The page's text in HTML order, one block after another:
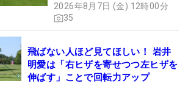
2026年8月7日 (金) 12時00分
35
飛ばない人ほど見てほしい！ 岩井
明愛は「右ヒザを寄せつつ左ヒザを
伸ばす」ことで回転力アップ